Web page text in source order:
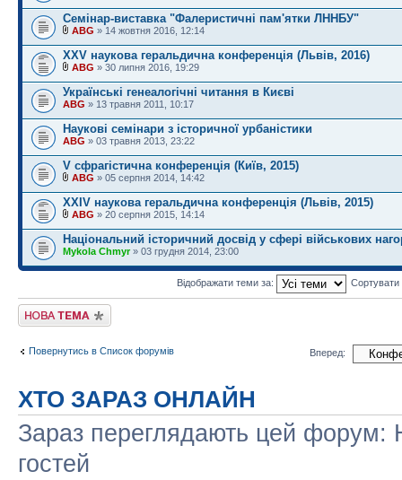
Семінар-виставка "Фалеристичні пам'ятки ЛННБУ"
ABG » 14 жовтня 2016, 12:14
XXV наукова геральдична конференція (Львів, 2016)
ABG » 30 липня 2016, 19:29
Українські генеалогічні читання в Києві
ABG » 13 травня 2011, 10:17
Наукові семінари з історичної урбаністики
ABG » 03 травня 2013, 23:22
V сфрагістична конференція (Київ, 2015)
ABG » 05 серпня 2014, 14:42
XXІV наукова геральдична конференція (Львів, 2015)
ABG » 20 серпня 2015, 14:14
Національний історичний досвід у сфері військових
Mykola Chmyr» 03 грудня 2014, 23:00
Відображати теми за:
Створити нову тему
Повернутись в Список форумів Вперед:
ХТО ЗАРАЗ ОНЛАЙН
Зараз переглядають цей форум:
гостей